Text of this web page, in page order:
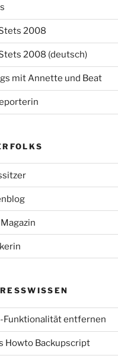
2008
2008 (deutsch)
mit Annette und Beat
entfernen
Howto Backupscript